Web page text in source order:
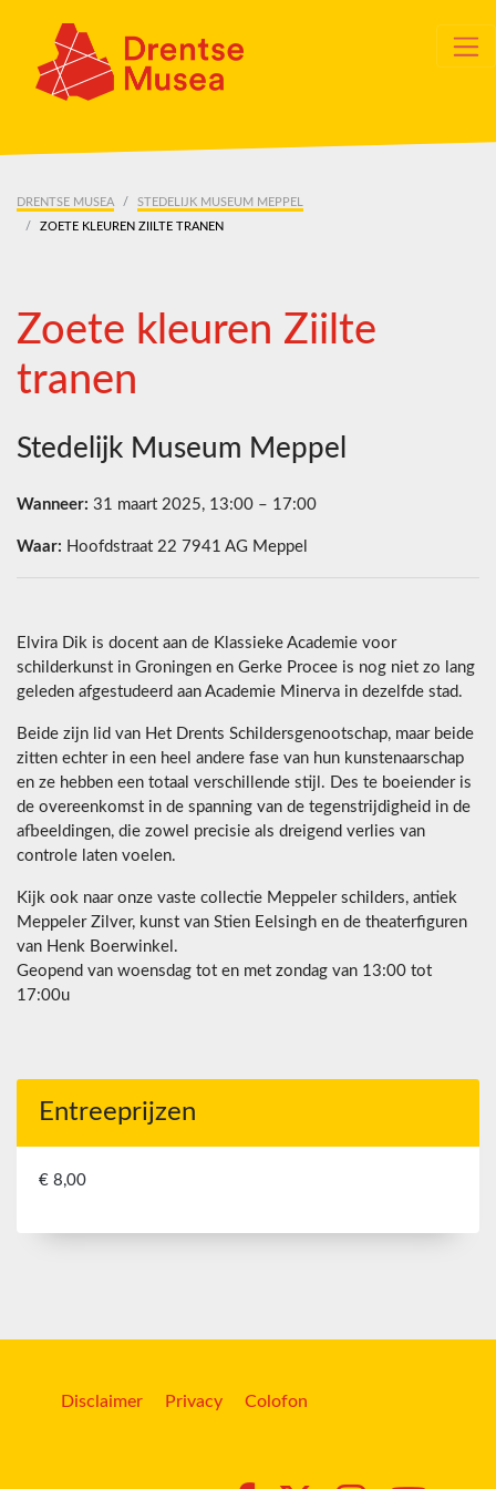
DRENTSE MUSEA
STEDELIJK MUSEUM MEPPEL
ZOETE KLEUREN ZIILTE TRANEN
Zoete kleuren Ziilte
tranen
Stedelijk Museum Meppel
Wanneer: 31 maart 2025, 13:00 – 17:00
Waar: Hoofdstraat 22 7941 AG Meppel
Elvira Dik is docent aan de Klassieke Academie voor
schilderkunst in Groningen en Gerke Procee is nog niet zo lang
geleden afgestudeerd aan Academie Minerva in dezelfde stad.
Beide zijn lid van Het Drents Schildersgenootschap, maar beide
zitten echter in een heel andere fase van hun kunstenaarschap
en ze hebben een totaal verschillende stijl. Des te boeiender is
de overeenkomst in de spanning van de tegenstrijdigheid in de
afbeeldingen, die zowel precisie als dreigend verlies van
controle laten voelen.
Kijk ook naar onze vaste collectie Meppeler schilders, antiek
Meppeler Zilver, kunst van Stien Eelsingh en de theaterfiguren
van Henk Boerwinkel.
Geopend van woensdag tot en met zondag van 13:00 tot
17:00u
Entreeprijzen
€ 8,00
Disclaimer Privacy Colofon